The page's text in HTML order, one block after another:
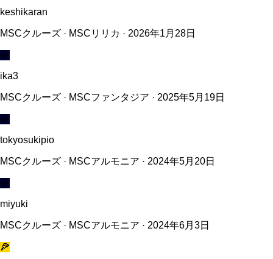
keshikaran
MSCクルーズ · MSCリリカ · 2026年1月28日
💎
ika3
MSCクルーズ · MSCファンタジア · 2025年5月19日
💎
tokyosukipio
MSCクルーズ · MSCアルモニア · 2024年5月20日
💎
miyuki
MSCクルーズ · MSCアルモニア · 2024年6月3日
🍕